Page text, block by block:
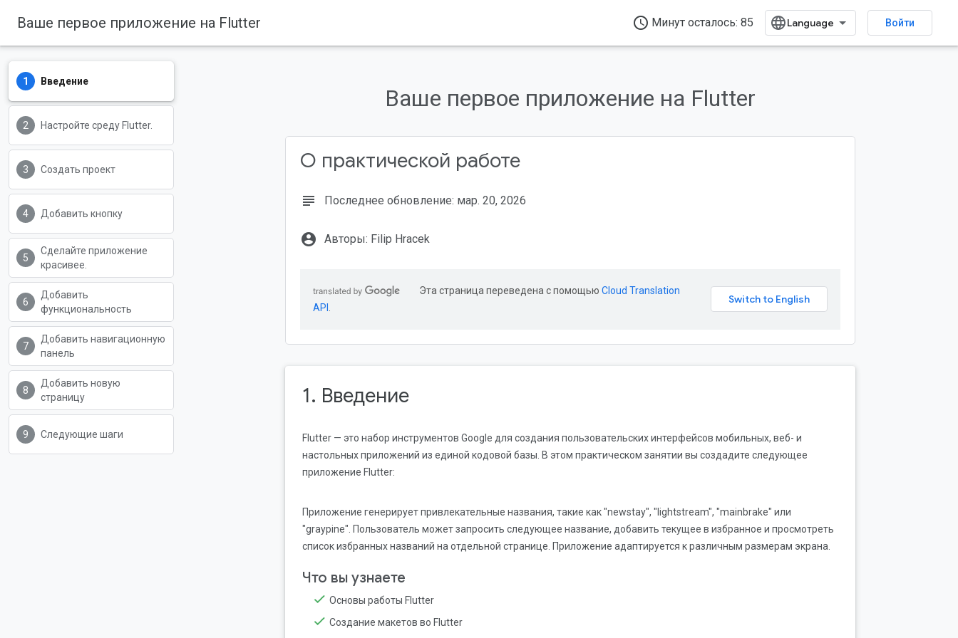
Ваше первое приложение на Flutter access_time Минут осталось: 85 Войти
Введение
Настройте среду Flutter.
Создать проект
Добавить кнопку
Сделайте приложение
красивее.
Добавить
функциональность
Добавить навигационную
панель
Добавить новую
страницу
Следующие шаги
Ваше первое приложение на Flutter
О практической работе
subject Последнее обновление: мар. 20, 2026
account_circle Авторы: Filip Hracek
Эта страница переведена с помощью Cloud Translation
API
1. Введение
Flutter — это набор инструментов Google для создания пользовательских интерфейсов мобильных, веб- и
настольных приложений из единой кодовой базы. В этом практическом занятии вы создадите следующее
приложение Flutter:
Приложение генерирует привлекательные названия, такие как "newstay", "lightstream", "mainbrake" или
"graypine". Пользователь может запросить следующее название, добавить текущее в избранное и просмотреть
список избранных названий на отдельной странице. Приложение адаптируется к различным размерам экрана.
Что вы узнаете
Основы работы Flutter
Создание макетов во Flutter